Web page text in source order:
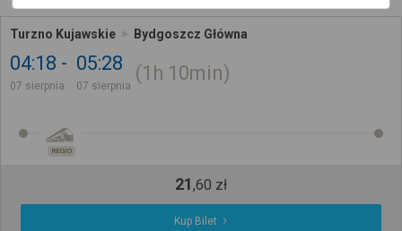
Turzno Kujawskie Bydgoszcz Główna
04:18
07 sierpnia
05:28
07 sierpnia
1h 10min
REGIO
21,60 zł
Kup Bilet